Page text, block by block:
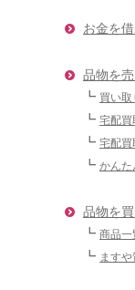
お金を
品物を売
買い
宅配買
宅配買
かんた
品物を買
商品一
ます